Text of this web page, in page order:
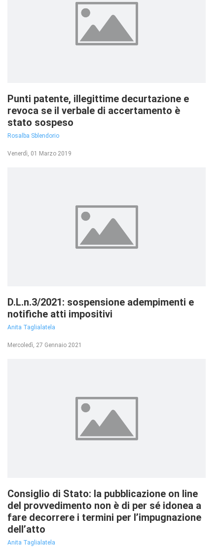
Punti patente, illegittime decurtazione e
revoca se il verbale di accertamento è
stato sospeso
Rosalba Sblendorio
Venerdì, 01 Marzo 2019
D.L.n.3/2021: sospensione adempimenti e
notifiche atti impositivi
Anita Taglialatela
Mercoledì, 27 Gennaio 2021
Consiglio di Stato: la pubblicazione on line
del provvedimento non è di per sé idonea a
fare decorrere i termini per l’impugnazione
dell’atto
Anita Taglialatela